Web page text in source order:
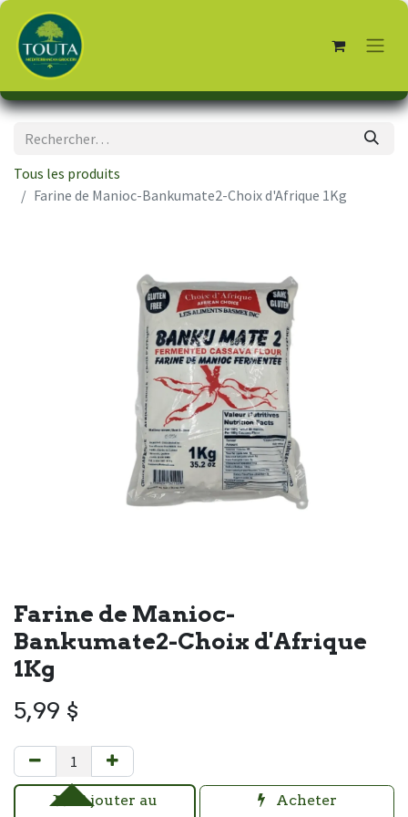
Tous les produits
Farine de Manioc-Bankumate2-Choix d'Afrique 1Kg
Farine de Manioc-
Bankumate2-Choix d'Afrique
1Kg
5,99 $
Ajouter au
Acheter